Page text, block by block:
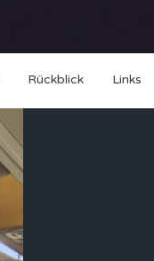
Rückblick Links